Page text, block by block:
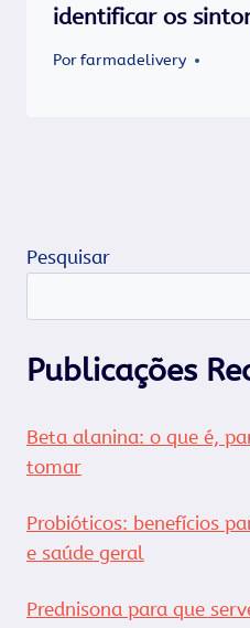
identificar os
Porfarmadelivery
Pesquisar
Publicações
Beta alanina: o que é,
tomar
Probióticos: benefícios
e saúde geral
Prednisona para que